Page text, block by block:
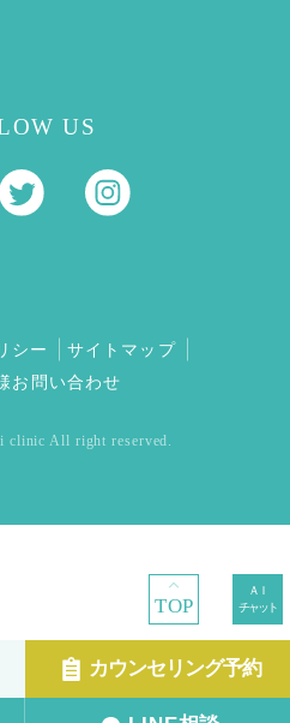
TOP
カウンセリング予約
US
シー
サイトマップ
お問い合わせ
All right reserved.